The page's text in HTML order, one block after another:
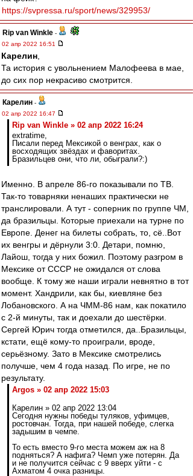
https://svpressa.ru/sport/news/329953/
Rip van Winkle -
02 апр 2022 16:51
Карелин
Та история с увольнением Малофеева в мае,
до сих пор некрасиво смотрится.
Карелин -
02 апр 2022 16:47
Rip van Winkle » 02 апр 2022 16:24
extratime,
Писали перед Мексикой о венграх, как о
восходящих звёздах и фаворитах.
Бразильцев они, что ли, обыграли?:)
Именно. В апреле 86-го показывали по ТВ.
Так-то товарняки ненаших практически не
транслировали. А тут - соперник по группе ЧМ,
да бразильцы. Которые приехали на турне по
Европе. Денег на билеты собрать, то, сё..Вот
их венгры и дёрнули 3:0. Детари, помню,
Лайош, тогда у них божил. Поэтому разгром в
Мексике от СССР не ожидался от слова
вообще. К тому же наши играли невнятно в тот
момент. Хандрили, как бы, киевляне без
Лобановского. А на ЧММ-86 нам, как покатило
с 2-й минуты, так и доехали до шестёрки.
Сергей Юрич тогда отметился, да..Бразильцы,
кстати, ещё кому-то проиграли, вроде,
серьёзному. Зато в Мексике смотрелись
получше, чем 4 года назад. По игре, не по
результату.
Argos » 02 апр 2022 15:03
Карелин » 02 апр 2022 13:04
Сегодня нужны победы туляков, уфимцев,
ростовчан. Тогда, при нашей победе, слегка
задышим в чемпе.
То есть вместо 9-го места можем аж на 8
подняться? А нафига? Чемп уже потерян. Да
и не получится сейчас с 9 вверх уйти - с
Ахматом 4 очка разницы.